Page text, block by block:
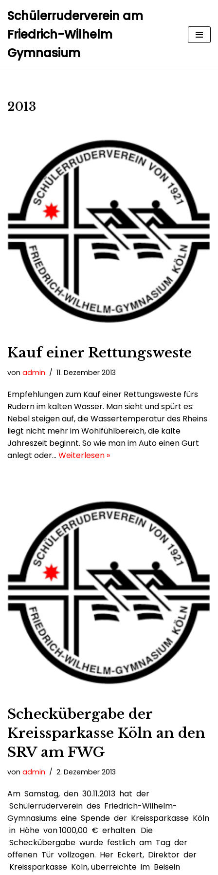
Zum
Inhalt
springen
Schülerruderverein am
Friedrich-Wilhelm
Gymnasium
2013
Kauf einer Rettungsweste
von admin 11. Dezember 2013
Empfehlungen zum Kauf einer Rettungsweste fürs
Rudern im kalten Wasser. Man sieht und spürt es:
Nebel steigen auf, die Wassertemperatur des Rheins
liegt nicht mehr im Wohlfühlbereich, die kalte
Jahreszeit beginnt. So wie man im Auto einen Gurt
anlegt oder… Weiterlesen »
Scheckübergabe der
Kreissparkasse Köln an den
SRV am FWG
von admin 2. Dezember 2013
Am Samstag, den 30.11.2013 hat der
Schülerruderverein des Friedrich-Wilhelm-
Gymnasiums eine Spende der Kreissparkasse Köln
in Höhe von 1000,00 € erhalten. Die
Scheckübergabe wurde festlich am Tag der
offenen Tür vollzogen. Her Eckert, Direktor der
Kreissparkasse Köln, überreichte im Beisein